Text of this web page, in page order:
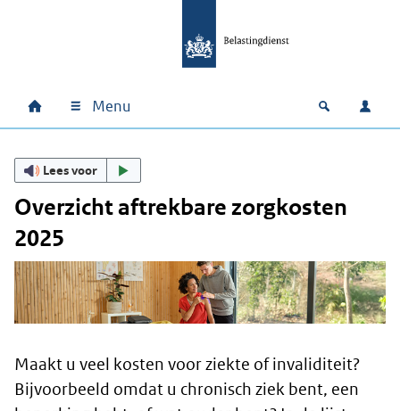
Hoofdnavigatie
Home Menu Open
Lees voor
Overzicht aftrekbare zorgkosten
2025
Maakt u veel kosten voor ziekte of invaliditeit?
Bijvoorbeeld omdat u chronisch ziek bent, een